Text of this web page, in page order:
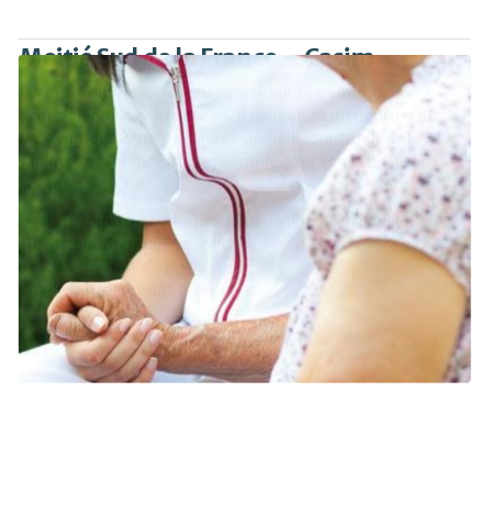
Moitié Sud de la France – Casim
Le Casim anime un réseau de visiteurs à domicile,
professionnels et bénévoles. Il peut également procéder à
des remboursements d’aide à domicile sur fonds de la
Claims Conference, sur l’ensemble de la zone Sud de la
France.
Casim (Comité d’action sociale israélite de Marseille)
109 avenue Breteuil, Marseille
Tél : 04 96 10 06 70
Email : amea@casim.fr
En savoir plus